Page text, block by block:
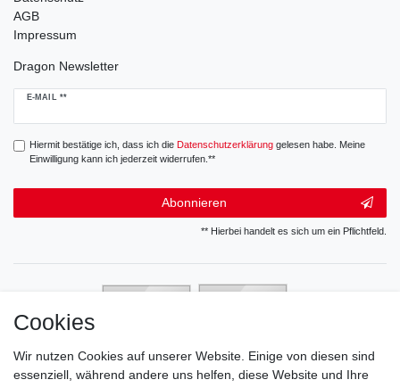
AGB
Impressum
Dragon Newsletter
E-MAIL **
Newsletter
Hiermit bestätige ich, dass ich die Daten­schutz­erklärunggelesen habe. Meine
Einwilligung kann ich jederzeit widerrufen.**
Abonnieren
** Hierbei handelt es sich um ein Pflichtfeld.
Cookies
Wir nutzen Cookies auf unserer Website. Einige von diesen sind
essenziell, während andere uns helfen, diese Website und Ihre